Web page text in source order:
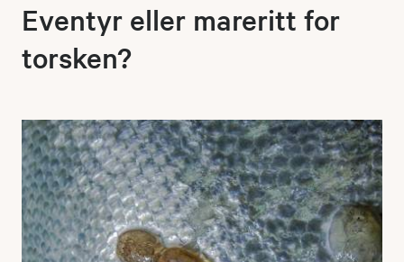
Eventyr eller mareritt for
torsken?